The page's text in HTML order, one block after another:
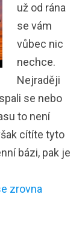
už od rána
se vám
vůbec nic
nechce.
Nejraději
se nebo
to není
cítíte tyto
bázi, pak je
zrovna